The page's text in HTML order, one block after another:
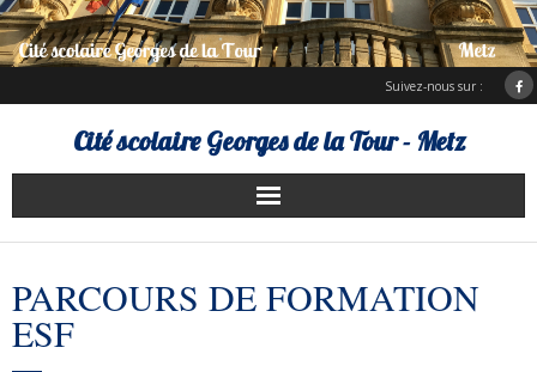
Suivez-nous sur :
Cité scolaire Georges de la Tour - Metz
Présentation
Services d’hébergement
PARCOURS DE FORMATION
ESF